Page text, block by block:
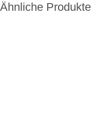
Ähnliche Produkte